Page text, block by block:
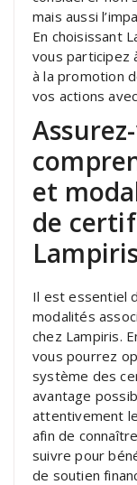
mais aussi
En choisissant
vous participez
à la promotion
vos actions
et
de
Il est essentiel
modalités
chez Lampiris.
vous pourrez
système des
avantage
attentivement
afin de
suivre pour
de soutien